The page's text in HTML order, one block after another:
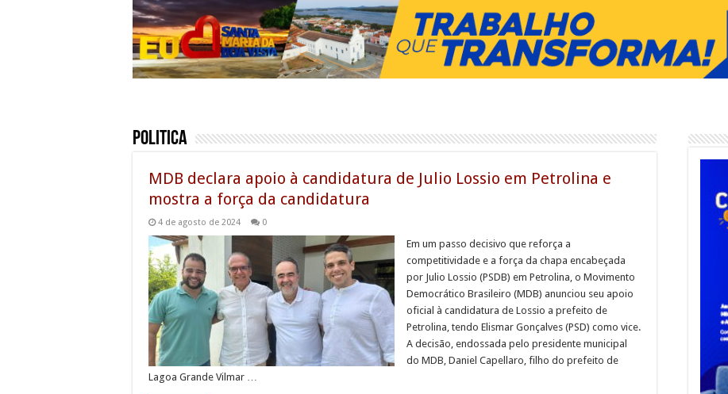
Politica
MDB declara apoio à candidatura de Julio Lossio em Petrolina e
mostra a força da candidatura
4 de agosto de 2024 0
Em um passo decisivo que reforça a
competitividade e a força da chapa encabeçada
por Julio Lossio (PSDB) em Petrolina, o Movimento
Democrático Brasileiro (MDB) anunciou seu apoio
oficial à candidatura de Lossio a prefeito de
Petrolina, tendo Elismar Gonçalves (PSD) como vice.
A decisão, endossada pelo presidente municipal
do MDB, Daniel Capellaro, filho do prefeito de
Lagoa Grande Vilmar …